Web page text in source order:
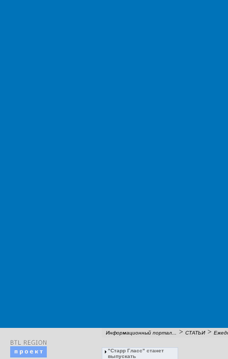
Информационный портал... > СТАТЬИ >
"Старр Гласс" станет
выпускать